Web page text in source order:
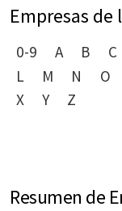
Empresas de
0-9 A B C
L
M N O
X
Y Z
Resumen de